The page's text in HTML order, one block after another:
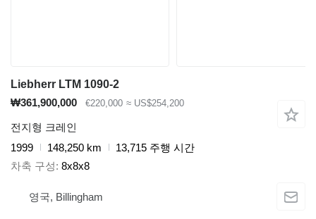
Liebherr LTM 1090-2
₩361,900,000
€220,000 ≈ US$254,200
전지형 크레인
1999
148,250 km
13,715 주행 시간
차축 구성 8x8x8
영국, Billingham